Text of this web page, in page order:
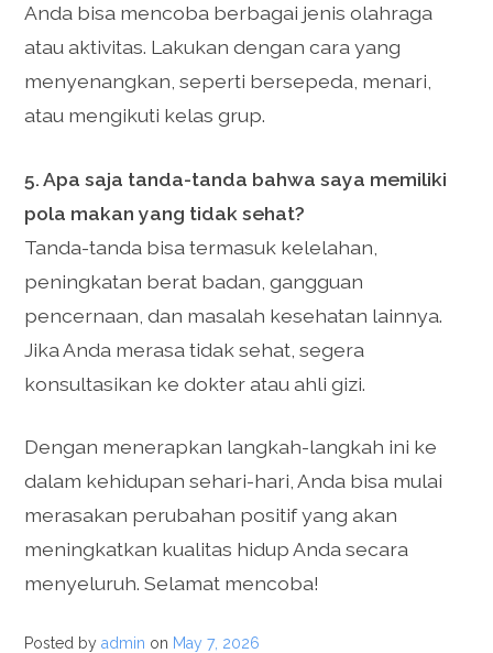
Anda bisa mencoba berbagai jenis olahraga
atau aktivitas. Lakukan dengan cara yang
menyenangkan, seperti bersepeda, menari,
atau mengikuti kelas grup.
5. Apa saja tanda-tanda bahwa saya memiliki
pola makan yang tidak sehat?
Tanda-tanda bisa termasuk kelelahan,
peningkatan berat badan, gangguan
pencernaan, dan masalah kesehatan lainnya.
Jika Anda merasa tidak sehat, segera
konsultasikan ke dokter atau ahli gizi.
Dengan menerapkan langkah-langkah ini ke
dalam kehidupan sehari-hari, Anda bisa mulai
merasakan perubahan positif yang akan
meningkatkan kualitas hidup Anda secara
menyeluruh. Selamat mencoba!
Posted byadmin on May 7, 2026